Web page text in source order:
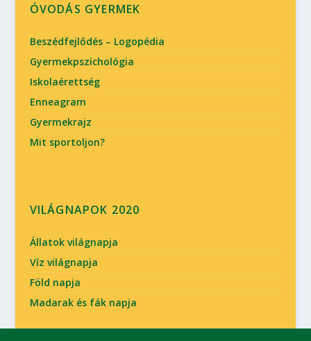
ÓVODÁS GYERMEK
Beszédfejlődés – Logopédia
Gyermekpszichológia
Iskolaérettség
Enneagram
Gyermekrajz
Mit sportoljon?
VILÁGNAPOK 2020
Állatok világnapja
Víz világnapja
Föld napja
Madarak és fák napja